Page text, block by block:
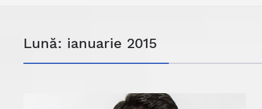
Lună: ianuarie 2015